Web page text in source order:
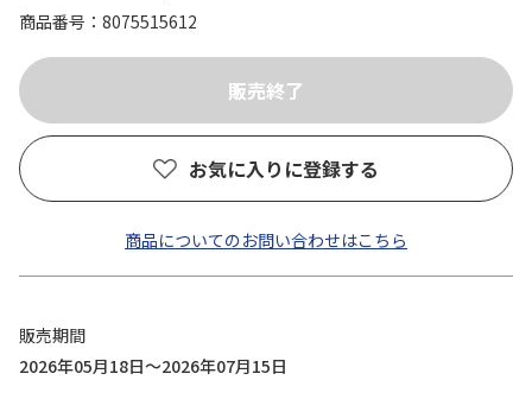
商品番号
8075515612
お気に入りに登録する
商品についてのお問い合わせはこちら
販売期間
2026年05月18日～2026年07月15日